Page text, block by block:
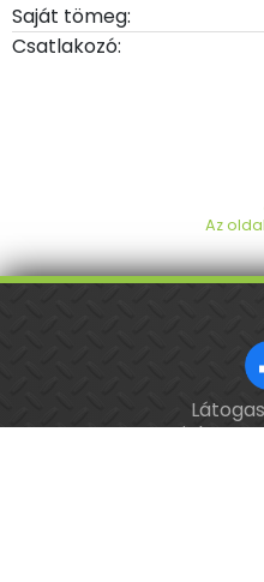
Saját tömeg:
Csatlakozó:
Az
minket a